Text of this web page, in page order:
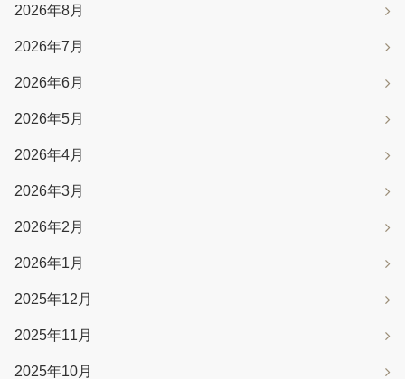
2026年8月
2026年7月
2026年6月
2026年5月
2026年4月
2026年3月
2026年2月
2026年1月
2025年12月
2025年11月
2025年10月